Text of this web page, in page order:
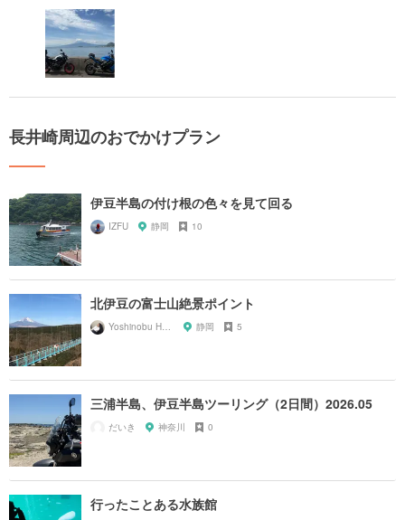
長井崎周辺のおでかけプラン
伊豆半島の付け根の色々を見て回る
IZFU 静岡 10
北伊豆の富士山絶景ポイント
Yoshinobu Hara 静岡 5
三浦半島、伊豆半島ツーリング（2日間）2026.05
だいき 神奈川 0
行ったことある水族館